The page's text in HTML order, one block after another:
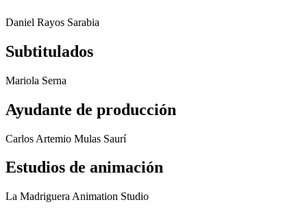
Daniel Rayos Sarabia
Subtitulados
Mariola Serna
Ayudante de producción
Carlos Artemio Mulas Saurí
Estudios de animación
La Madriguera Animation Studio